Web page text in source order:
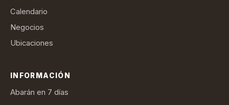
Calendario
Negocios
Ubicaciones
INFORMACIÓN
Abarán en 7 días